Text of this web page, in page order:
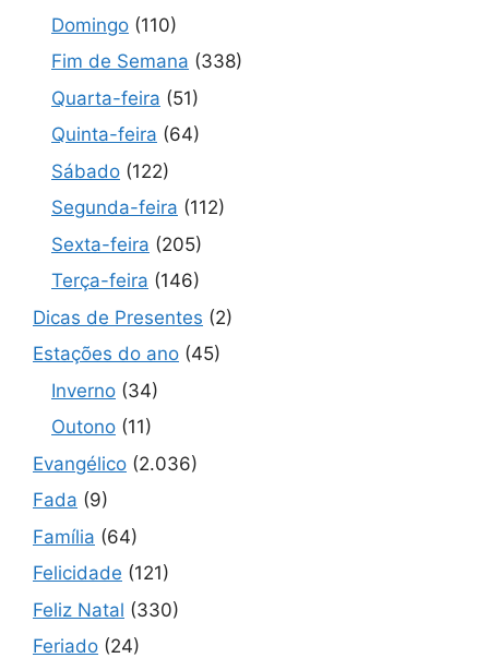
Domingo (110)
Fim de Semana (338)
Quarta-feira (51)
Quinta-feira (64)
Sábado (122)
Segunda-feira (112)
Sexta-feira (205)
Terça-feira (146)
Dicas de Presentes (2)
Estações do ano (45)
Inverno (34)
Outono (11)
Evangélico (2.036)
Fada (9)
Família (64)
Felicidade (121)
Feliz Natal (330)
Feriado (24)